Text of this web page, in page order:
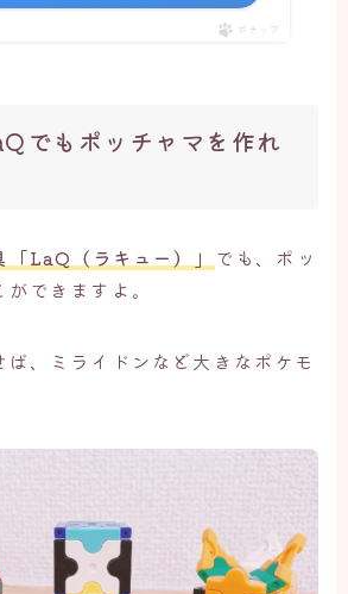
ポチップ
でもポッチャマを作れ
「LaQ（ラキュー）」 でも、ポッ
できますよ。
ば、ミライドンなど大きなポケモ